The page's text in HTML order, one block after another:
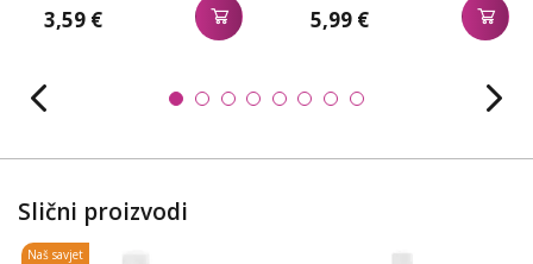
3,59 € 5,99 €
Slični proizvodi
Naš savjet